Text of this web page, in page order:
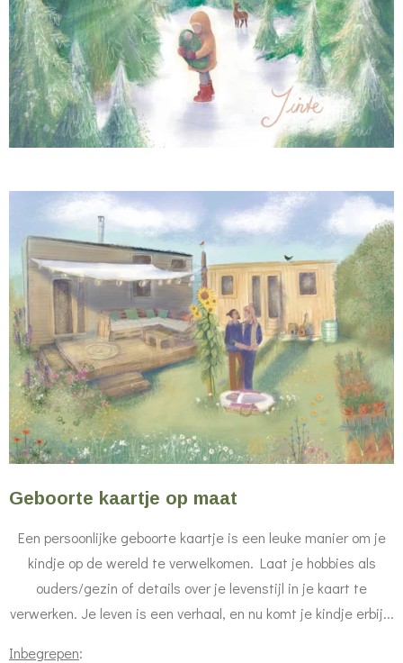
Geboorte kaartje op maat
Een persoonlijke geboorte kaartje is een leuke manier om je
kindje op de wereld te verwelkomen. Laat je hobbies als
ouders/gezin of details over je levenstijl in je kaart te
verwerken. Je leven is een verhaal, en nu komt je kindje erbij...
Inbegrepen: